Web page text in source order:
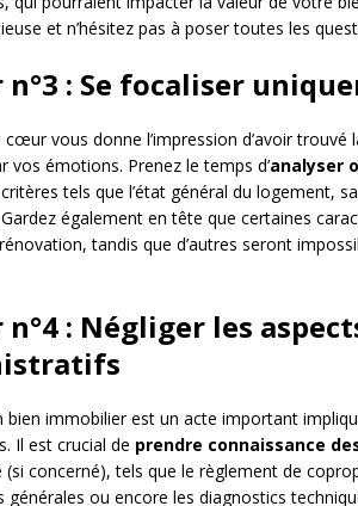
et n’hésitez pas à poser toutes les
n°3 : Se focaliser
cœur vous donne l’impression d’avoir
vos émotions. Prenez le temps d’analyser
tels que l’état général du logement,
également en tête que certaines
tandis que d’autres seront
n°4 : Négliger les
bien immobilier est un acte important
Il est crucial de prendre connaissance
concerné), tels que le règlement de
générales ou encore les diagnostics